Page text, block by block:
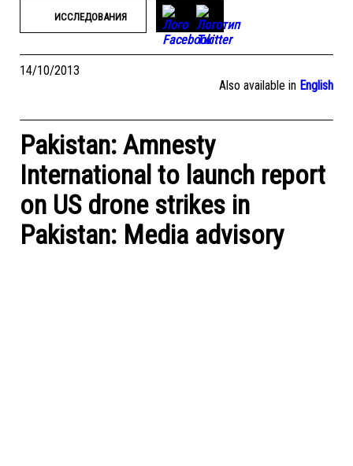
ИССЛЕДОВАНИЯ
14/10/2013
Also available in English
Pakistan: Amnesty
International to launch report
on US drone strikes in
Pakistan: Media advisory